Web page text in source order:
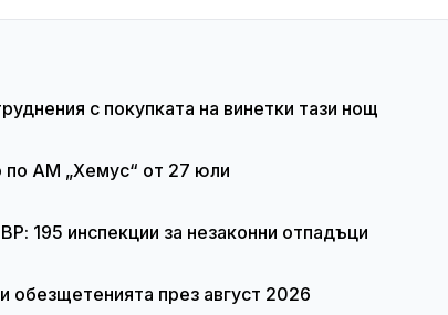
с покупката на винетки тази нощ
АМ „Хемус“ от 27 юли
195 инспекции за незаконни отпадъци
обезщетенията през август 2026